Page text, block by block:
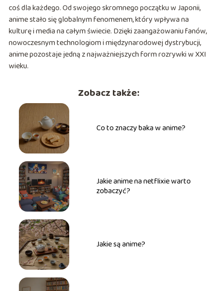
coś dla każdego. Od swojego skromnego początku w Japonii,
anime stało się globalnym fenomenem, który wpływa na
kulturę i media na całym świecie. Dzięki zaangażowaniu fanów,
nowoczesnym technologiom i międzynarodowej dystrybucji,
anime pozostaje jedną z najważniejszych form rozrywki w XXI
wieku.
Zobacz także:
Co to znaczy baka w anime?
Jakie anime na netflixie warto
zobaczyć?
Jakie są anime?